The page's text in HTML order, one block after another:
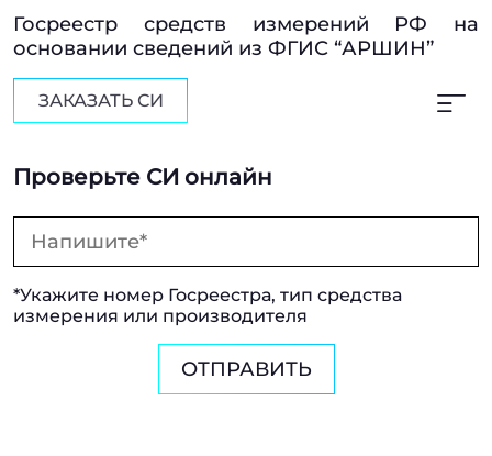
Госреестр средств измерений РФ на
основании сведений из ФГИС “АРШИН”
ЗАКАЗАТЬ СИ
Проверьте СИ онлайн
*Укажите номер Госреестра, тип средства
измерения или производителя
ОТПРАВИТЬ